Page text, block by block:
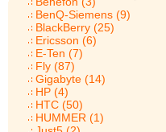
BenQ-Siemens (9)
BlackBerry (25)
Ericsson (6)
E-Ten (7)
Fly (87)
Gigabyte (14)
HP (4)
HTC (50)
HUMMER (1)